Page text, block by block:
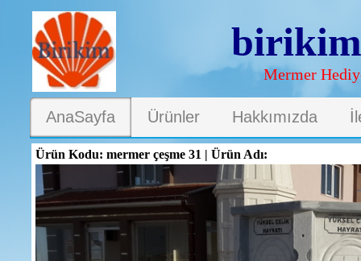
Mermer
AnaSayfa Ürünler Hakkımızda
Ürün Kodu: mermer çeşme 31 | Ürün Adı: